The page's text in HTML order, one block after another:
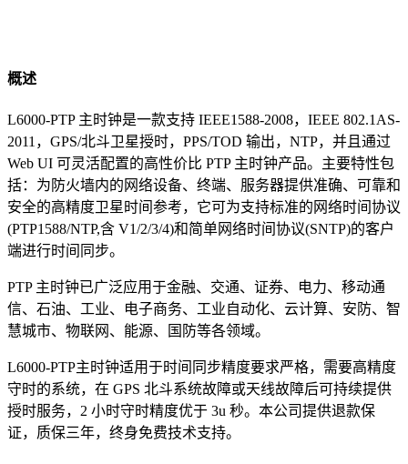
概述
L6000-PTP 主时钟是一款支持 IEEE1588-2008，IEEE 802.1AS-
2011，GPS/北斗卫星授时，PPS/TOD 输出，NTP，并且通过
Web UI 可灵活配置的高性价比 PTP 主时钟产品。主要特性包
括：为防火墙内的网络设备、终端、服务器提供准确、可靠和
安全的高精度卫星时间参考，它可为支持标准的网络时间协议
(PTP1588/NTP,含 V1/2/3/4)和简单网络时间协议(SNTP)的客户
端进行时间同步。
PTP 主时钟已广泛应用于金融、交通、证券、电力、移动通
信、石油、工业、电子商务、工业自动化、云计算、安防、智
慧城市、物联网、能源、国防等各领域。
L6000-PTP主时钟适用于时间同步精度要求严格，需要高精度
守时的系统，在 GPS 北斗系统故障或天线故障后可持续提供
授时服务，2 小时守时精度优于 3u 秒。本公司提供退款保
证，质保三年，终身免费技术支持。